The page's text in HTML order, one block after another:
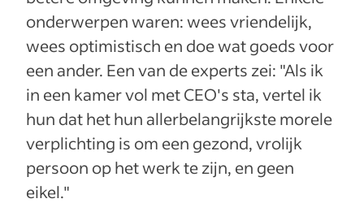
onderwerpen waren: wees vriendelijk,
wees optimistisch en doe wat goeds voor
een ander. Een van de experts zei: "Als ik
in een kamer vol met CEO's sta, vertel ik
hun dat het hun allerbelangrijkste morele
verplichting is om een gezond, vrolijk
persoon op het werk te zijn, en geen
eikel."